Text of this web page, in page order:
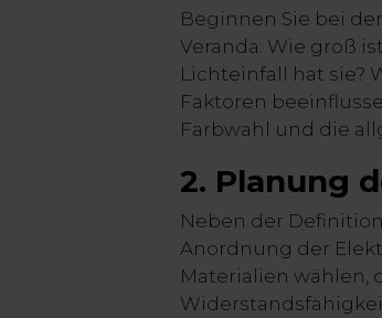
Beginnen Sie bei
Veranda: Wie groß
Lichteinfall hat sie?
Faktoren
Farbwahl und die
2. Planung
Neben der
Anordnung der
Materialien wählen,